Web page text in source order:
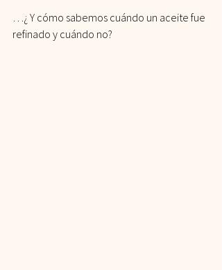
…¿ Y cómo sabemos cuándo un aceite fue
refinado y cuándo no?